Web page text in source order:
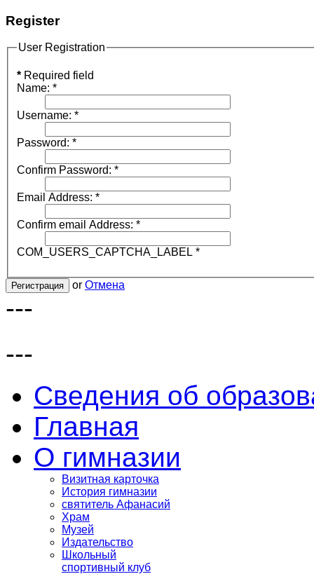
Register
User Registration
* Required field
Name: *
Username: *
Password: *
Confirm Password: *
Email Address: *
Confirm email Address: *
COM_USERS_CAPTCHA_LABEL *
Регистрация or Отмена
---
---
Сведения об
Главная
О гимназии
Визитная карточка
История гимназии
святитель Афанасий
Храм
Музей
Издательство
Школьный
спортивный клуб